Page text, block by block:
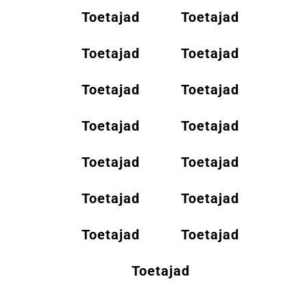
Toetajad Toetajad
Toetajad Toetajad
Toetajad Toetajad
Toetajad Toetajad
Toetajad Toetajad
Toetajad Toetajad
Toetajad Toetajad
Toetajad